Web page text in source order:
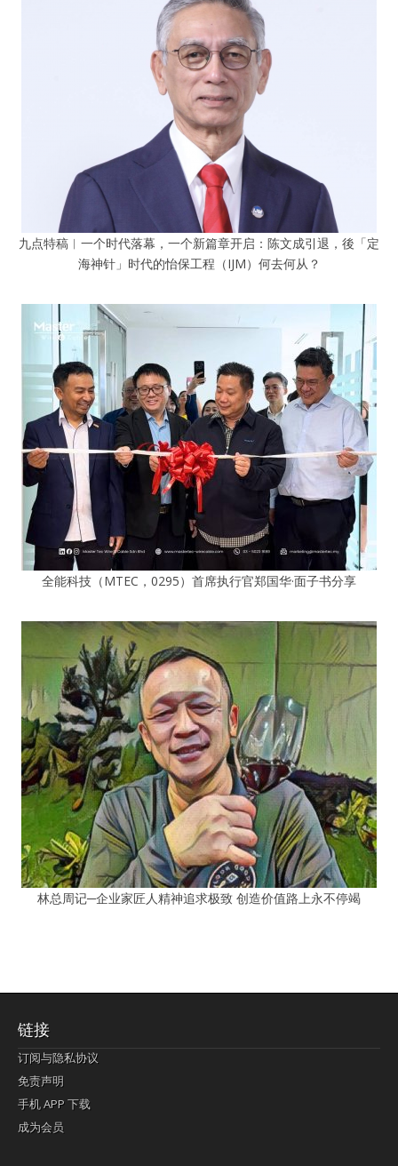
九点特稿︱一个时代落幕，一个新篇章开启：陈文成引退，後「定
海神针」时代的怡保工程（IJM）何去何从？
全能科技（MTEC，0295）首席执行官郑国华·面子书分享
林总周记─企业家匠人精神追求极致 创造价值路上永不停竭
链接
订阅与隐私协议
免责声明
手机 APP 下载
成为会员